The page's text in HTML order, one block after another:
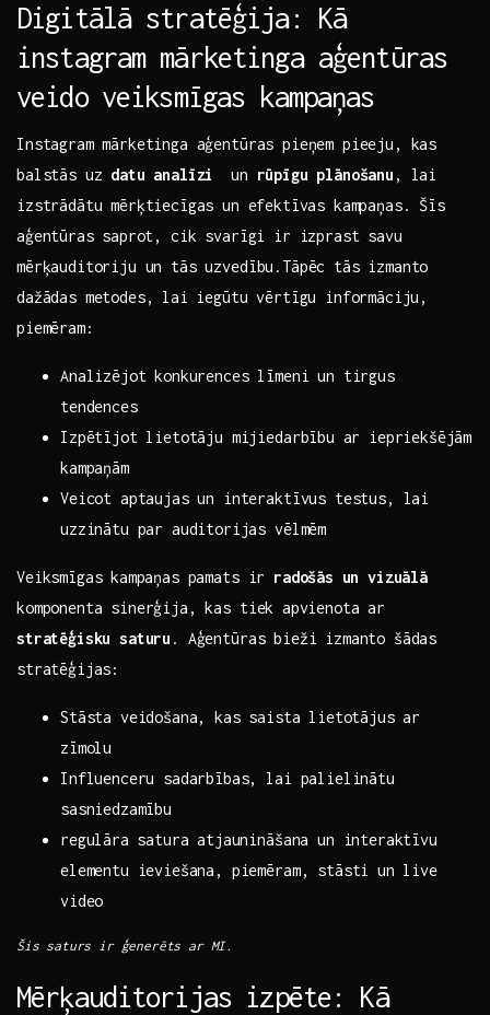
Digitālā stratēģija:‌ Kā
instagram mārketinga aģentūras
veido⁤ veiksmīgas kampaņas
Instagram mārketinga‍ aģentūras‌ pieņem​ pieeju, kas
balstās uz datu analīzi ‍ un rūpīgu ‌plānošanu ,⁣ lai
izstrādātu mērķtiecīgas ⁣un efektīvas ‌kampaņas. Šīs
aģentūras⁢ saprot, cik svarīgi ir ‍izprast⁣ savu
mērķauditoriju un tās uzvedību.Tāpēc ‌tās izmanto ​
dažādas metodes, lai⁣ iegūtu vērtīgu informāciju,
piemēram:
Analizējot konkurences līmeni‌ un tirgus‌
tendences
Izpētījot lietotāju ​mijiedarbību⁤ ar ‍iepriekšējām⁣
kampaņām
Veicot aptaujas un interaktīvus‌ testus, lai
uzzinātu‌ par auditorijas vēlmēm
Veiksmīgas⁤ kampaņas​ pamats ir radošās ⁢un vizuālā
komponenta sinerģija, kas tiek ⁢apvienota ar
stratēģisku saturu . Aģentūras bieži izmanto šādas
stratēģijas:
Stāsta veidošana,⁢ kas saista lietotājus ar
zīmolu
Influenceru ‍sadarbības, lai palielinātu
sasniedzamību
regulāra⁢ satura atjaunināšana un interaktīvu
elementu ieviešana, piemēram, stāsti un ⁢live
video
Šis⁤ saturs ir ģenerēts ar ⁤MI.
Mērķauditorijas⁢ izpēte:​ Kā